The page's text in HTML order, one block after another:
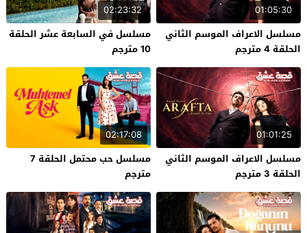
01:05:30
مسلسل الاعراف الموسم الثاني
الحلقة 4 مترجم
02:23:32
مسلسل في السابعة عشر الحلقة
10 مترجم
01:01:25
مسلسل الاعراف الموسم الثاني
الحلقة 3 مترجم
02:17:08
مسلسل حب محتمل الحلقة 7
مترجم